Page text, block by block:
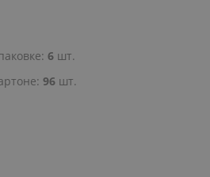
6 шт.
96 шт.